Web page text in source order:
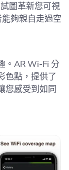
圖革新您可視
夠親自走過空
。AR Wi-Fi 分
色點，提供了
您感受到如同